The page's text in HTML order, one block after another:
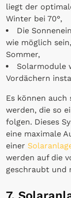
liegt der
Winter bei 70°,
Die
wie möglich
Sommer,
Solarmodule
Vordächern
Es können
werden, die so
folgen. Dieses
eine maximale
einer
werden auf die
geschraubt und